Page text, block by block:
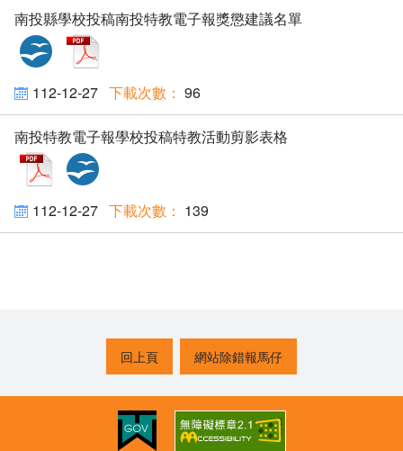
字
南投縣學校投稿南投特教電子報獎懲建議名單
odt
112-12-27 96
南投特教電子報學校投稿特教活動剪影表格
pdf
112-12-27 139
回上頁 網站除錯報馬仔